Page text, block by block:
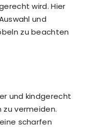
wird. Hier
und
zu beachten
und kindgerecht
vermeiden.
scharfen